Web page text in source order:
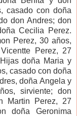
casado con doña
don Andres; don
Cecilia Perez.
Perez, 30 años,
Perez, 27
doña Maria y
casado con doña
doña Angela y
sirviente; don
Martin Perez, 27
doña Geronima